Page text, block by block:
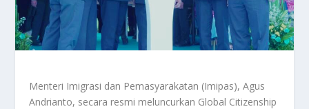
Menteri Imigrasi dan Pemasyarakatan (Imipas), Agus
Andrianto, secara resmi meluncurkan Global Citizenship